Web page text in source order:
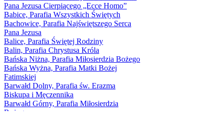
1970
1971
1972
1973
1974
1975
1976
1977
1978
1979
1980
1981
Pana Jezusa Cierpiącego „Ecce Homo”
Babice, Parafia Wszystkich Świętych
Bachowice, Parafia Najświętszego Serca
Pana Jezusa
Balice, Parafia Świętej Rodziny
Balin, Parafia Chrystusa Króla
Bańska Niżna, Parafia Miłosierdzia Bożego
Bańska Wyżna, Parafia Matki Bożej
Fatimskiej
Barwałd Dolny, Parafia św. Erazma
Biskupa i Męczennika
Barwałd Górny, Parafia Miłosierdzia
Bożego